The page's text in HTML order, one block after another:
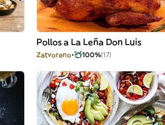
Pollos a La Leña Don Luis
Zatvoreno 100%(17)